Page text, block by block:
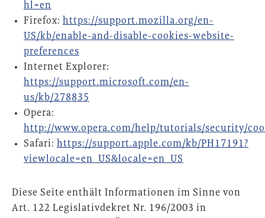
hl=en
Firefox: https://support.mozilla.org/en-
US/kb/enable-and-disable-cookies-website-
preferences
Internet Explorer:
https://support.microsoft.com/en-
us/kb/278835
Opera:
http://www.opera.com/help/tutorials/security/
Safari: https://support.apple.com/kb/PH17191?
viewlocale=en_US&locale=en_US
Diese Seite enthält Informationen im Sinne von
Art. 122 Legislativdekret Nr. 196/2003 in